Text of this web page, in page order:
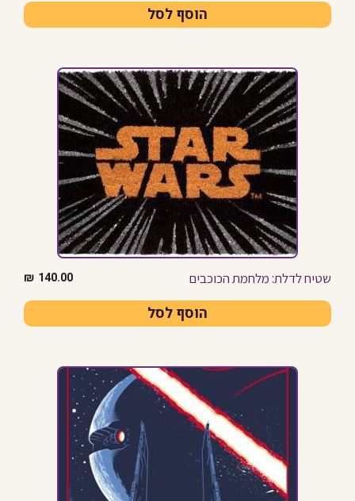
הוסף לסל
שטיח לדלת: מלחמת הכוכבים 140.00
₪
הוסף לסל